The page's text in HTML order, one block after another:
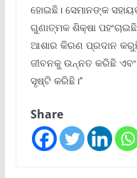
ହୋଇଛି। ସେମାନଙ୍କ
ଗୁଣାତ୍ମକ ଶିକ୍ଷା
ଆଶାର କିରଣ ପ୍ରଦାନ
ଜୀବନକୁ ଉନ୍ନତ କରିଛି
ସୃଷ୍ଟି କରିଛି।’’
Share